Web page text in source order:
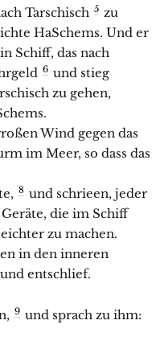
Tarschisch 5 zu
HaSchems. Und er
Schiff, das nach
6 und stieg
zu gehen,
Wind gegen das
im Meer, so dass das
8 und schrieen, jeder
die im Schiff
zu machen.
in den inneren
entschlief.
9 und sprach zu ihm: